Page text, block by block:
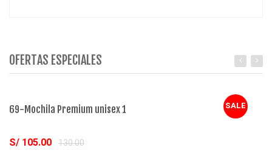
OFERTAS ESPECIALES
SALE
69-Mochila Premium unisex 1
S/ 105.00 130.00